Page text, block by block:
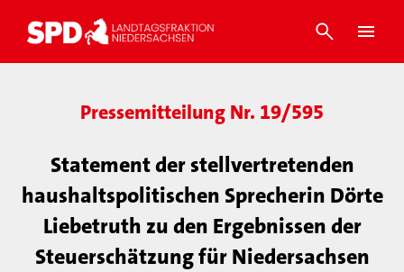
Pressemitteilung Nr. 19/595
Statement der stellvertretenden
haushaltspolitischen Sprecherin Dörte
Liebetruth zu den Ergebnissen der
Steuerschätzung für Niedersachsen